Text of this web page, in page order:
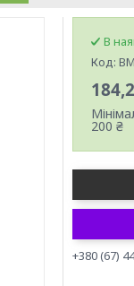
В
Код:
200 ₴
+380 (67)